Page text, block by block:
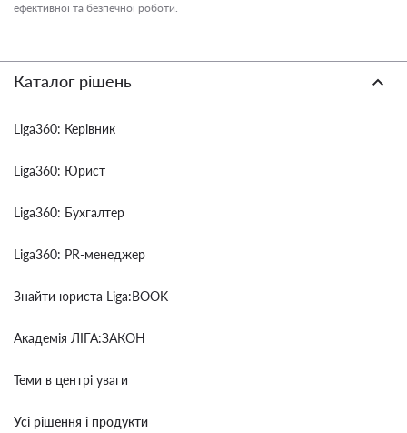
ефективної та безпечної роботи.
Каталог рішень
Liga360: Керівник
Liga360: Юрист
Liga360: Бухгалтер
Liga360: PR-менеджер
Знайти юриста Liga:BOOK
Академія ЛІГА:ЗАКОН
Теми в центрі уваги
Усі рішення і продукти